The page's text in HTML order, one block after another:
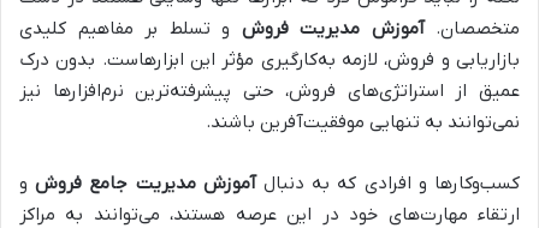
متخصصان.آموزش مدیریت فروش و تسلط بر مفاهیم کلیدی
بازاریابی و فروش، لازمه به‌کارگیری مؤثر این ابزارهاست. بدون درک
عمیق از استراتژی‌های فروش، حتی پیشرفته‌ترین نرم‌افزارها نیز
نمی‌توانند به تنهایی موفقیت‌آفرین باشند.
کسب‌وکارها و افرادی که به دنبالآموزش مدیریت جامع فروشو
ارتقاء مهارت‌های خود در این عرصه هستند، می‌توانند به مراکز